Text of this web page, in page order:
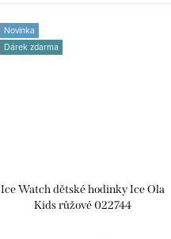
Novinka
Dárek zdarma
Ice Watch dětské hodinky Ice Ola
Kids růžové 022744